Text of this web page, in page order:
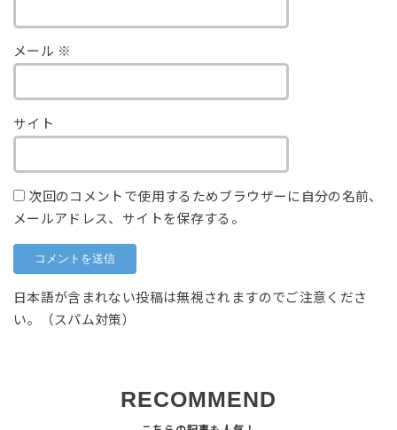
メール ※
サイト
次回のコメントで使用するためブラウザーに自分の名前、
メールアドレス、サイトを保存する。
日本語が含まれない投稿は無視されますのでご注意くださ
い。（スパム対策）
RECOMMEND